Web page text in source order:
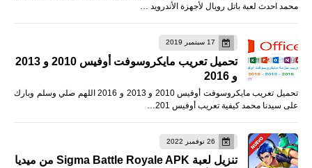
محمد احدث لعبة باتل رويال لأجهزة الأندرويد …
17 سبتمبر 2019
تحميل تعريب مايكروسوفت أوفيس 2010 و 2013
و 2016
تحميل تعريب مايكروسوفت أوفيس 2010 و 2013 و 2016 اللهم صلي وسلم وبارك
على سيدنا محمد كيفية تعريب أوفيس 201…
26 نوفمبر 2022
تنزيل لعبة Sigma Battle Royale APK من ميديا